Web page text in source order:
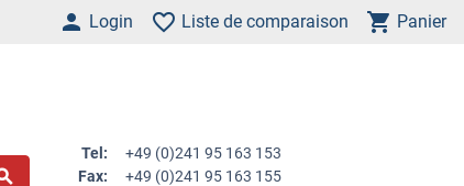
Login Liste de comparaison Panier
Tel:
+49 (0)241 95 163 153
Fax:
+49 (0)241 95 163 155